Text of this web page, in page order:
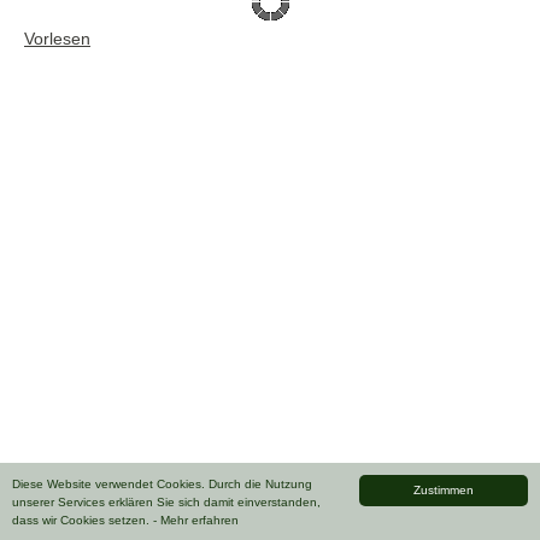
Zustimmen
Diese Website verwendet Cookies. Durch die Nutzung
unserer Services erklären Sie sich damit einverstanden,
dass wir Cookies setzen. - Mehr erfahren
Vorlesen